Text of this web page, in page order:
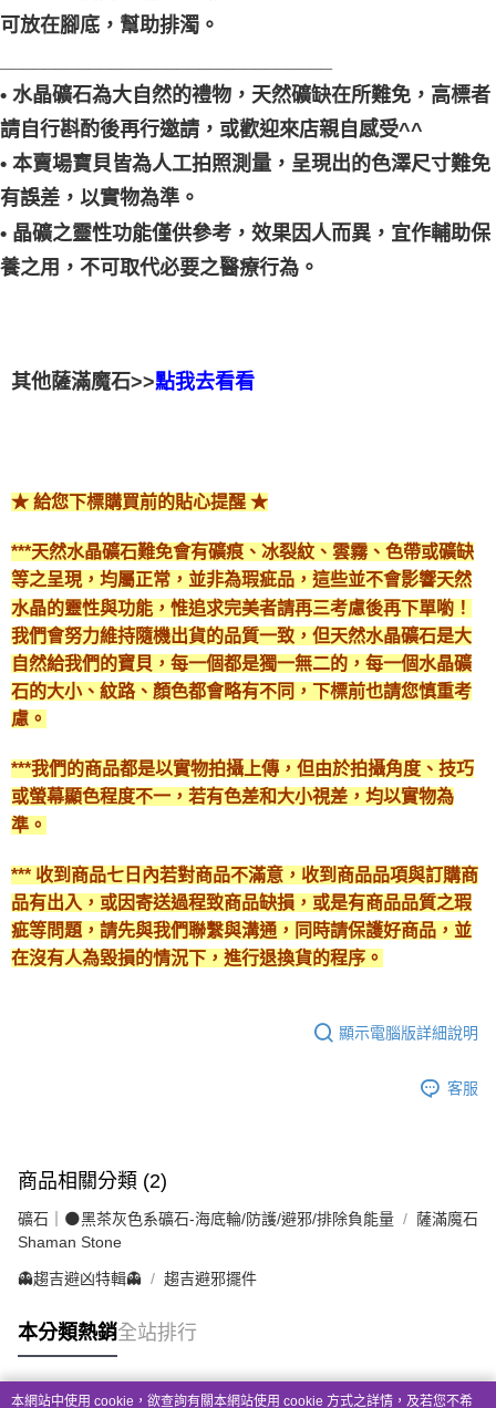
可放在腳底，幫助排濁。
• 水晶礦石為大自然的禮物，天然礦缺在所難免，高標者
請自行斟酌後再行邀請，或歡迎來店親自感受^^
• 本賣場寶貝皆為人工拍照測量，呈現出的色澤尺寸難免
有誤差，以實物為準。
• 晶礦之靈性功能僅供參考，效果因人而異，宜作輔助保
養之用，不可取代必要之醫療行為。
其他薩滿魔石>>點我去看看
★ 給您下標購買前的貼心提醒 ★
***天然水晶礦石難免會有礦痕、冰裂紋、雲霧、色帶或礦缺
等之呈現，均屬正常，並非為瑕疵品，這些並不會影響天然
水晶的靈性與功能，惟追求完美者請再三考慮後再下單喲！
我們會努力維持隨機出貨的品質一致，但天然水晶礦石是大
自然給我們的寶貝，每一個都是獨一無二的，每一個水晶礦
石的大小、紋路、顏色都會略有不同，下標前也請您慎重考
慮。
***我們的商品都是以實物拍攝上傳，但由於拍攝角度、技巧
或螢幕顯色程度不一，若有色差和大小視差，均以實物為
準。
*** 收到商品七日內若對商品不滿意，收到商品品項與訂購商
品有出入，或因寄送過程致商品缺損，或是有商品品質之瑕
疵等問題，請先與我們聯繫與溝通，同時請保護好商品，並
在沒有人為毀損的情況下，進行退換貨的程序。
顯示電腦版詳細說明
客服
商品相關分類 (2)
礦石｜🌑黑茶灰色系礦石-海底輪/防護/避邪/排除負能量
薩滿魔石
Shaman Stone
👻趨吉避凶特輯👻 趨吉避邪擺件
本分類熱銷全站排行
本網站中使用 cookie，欲查詢有關本網站使用 cookie 方式之詳情，及若您不希